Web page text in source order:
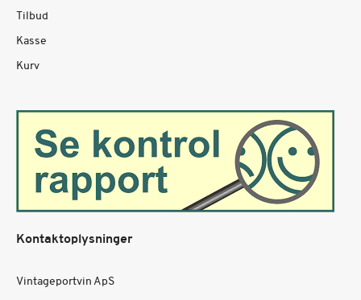
Tilbud
Kasse
Kurv
Kontaktoplysninger
Vintageportvin ApS